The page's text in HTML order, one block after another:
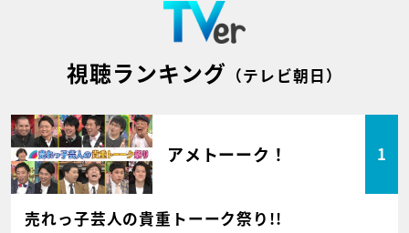
視聴ランキング （テレビ朝日）
アメトーーク！ 1
売れっ子芸人の貴重トーーク祭り!!